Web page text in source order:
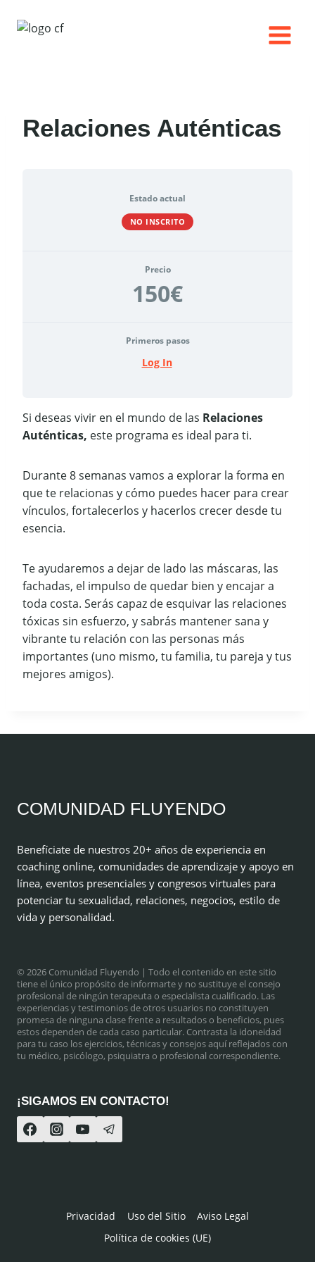
Relaciones Auténticas
Estado actual
NO INSCRITO
Precio
150€
Primeros pasos
Log In
Si deseas vivir en el mundo de las Relaciones
Auténticas, este programa es ideal para ti.
Durante 8 semanas vamos a explorar la forma en
que te relacionas y cómo puedes hacer para crear
vínculos, fortalecerlos y hacerlos crecer desde tu
esencia.
Te ayudaremos a dejar de lado las máscaras, las
fachadas, el impulso de quedar bien y encajar a
toda costa. Serás capaz de esquivar las relaciones
tóxicas sin esfuerzo, y sabrás mantener sana y
vibrante tu relación con las personas más
importantes (uno mismo, tu familia, tu pareja y tus
mejores amigos).
COMUNIDAD FLUYENDO
Benefíciate de nuestros 20+ años de experiencia en
coaching online, comunidades de aprendizaje y apoyo en
línea, eventos presenciales y congresos virtuales para
potenciar tu sexualidad, relaciones, negocios, estilo de
vida y personalidad.
© 2026 Comunidad Fluyendo | Todo el contenido en este sitio
tiene el único propósito de informarte y no sustituye el consejo
profesional de ningún terapeuta o especialista cualificado. Las
experiencias y testimonios de otros usuarios no constituyen
promesa de ninguna clase frente a resultados o beneficios, pues
estos dependen de cada caso particular. Contrasta la idoneidad
para tu caso los ejercicios, técnicas y consejos aquí reflejados con
tu médico, psicólogo, psiquiatra o profesional correspondiente.
¡SIGAMOS EN CONTACTO!
Privacidad Uso del Sitio
Aviso Legal
Política de cookies (UE)